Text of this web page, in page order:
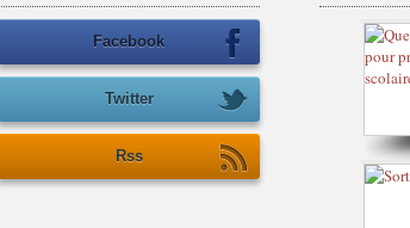
Facebook
Twitter
Rss